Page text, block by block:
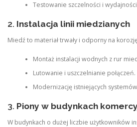
Testowanie szczelności i
2. Instalacja linii miedzianych
Miedź to materiał trwały i odporny na
Montaż instalacji wodnych z rur
Lutowanie i uszczelnianie połączeń.
Modernizację istniejących
3. Piony w budynkach
W budynkach o dużej liczbie użytkowników